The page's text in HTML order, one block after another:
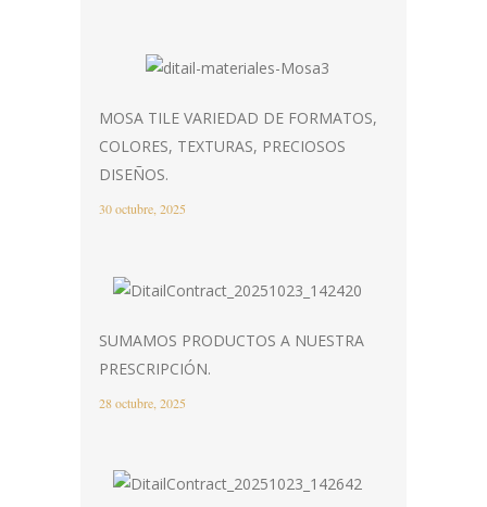
MOSA TILE VARIEDAD DE FORMATOS,
COLORES, TEXTURAS, PRECIOSOS
DISEÑOS.
30 octubre, 2025
SUMAMOS PRODUCTOS A NUESTRA
PRESCRIPCIÓN.
28 octubre, 2025